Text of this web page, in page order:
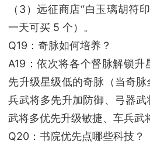
（3）远征商店“白玉璃胡符
一天可买 5 个）。
Q19：奇脉如何培养？
A19：依次将各个督脉解锁
先升级星级低的奇脉（当奇
兵武将多先升加防御、弓器
武将多优先升级敏捷、车兵武
Q20：书院优先点哪些科技？